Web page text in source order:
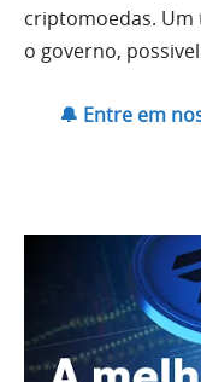
criptomoedas.
o governo,
🔔 Entre em